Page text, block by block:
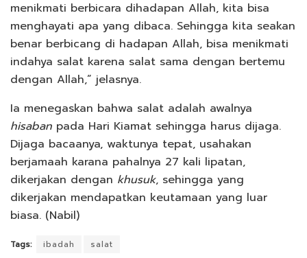
menikmati berbicara dihadapan Allah, kita bisa
menghayati apa yang dibaca. Sehingga kita seakan
benar berbicang di hadapan Allah, bisa menikmati
indahya salat karena salat sama dengan bertemu
dengan Allah,” jelasnya.
Ia menegaskan bahwa salat adalah awalnya
hisaban pada Hari Kiamat sehingga harus dijaga.
Dijaga bacaanya, waktunya tepat, usahakan
berjamaah karana pahalnya 27 kali lipatan,
dikerjakan dengan khusuk, sehingga yang
dikerjakan mendapatkan keutamaan yang luar
biasa. (Nabil)
Tags: ibadah salat